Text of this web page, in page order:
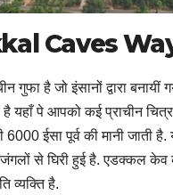
Caves
गुफा है जो इंसानों द्वारा बनायीं
यहाँ पे आपको कई प्राचीन
6000 ईसा पूर्व की मानी जाती है.
से घिरी हुई है. एडक्कल केव
व्यक्ति है.